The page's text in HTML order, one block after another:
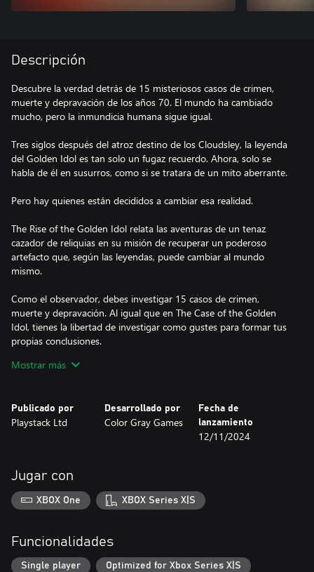
Descripción
Descubre la verdad detrás de 15 misteriosos casos de crimen,
muerte y depravación de los años 70. El mundo ha cambiado
mucho, pero la inmundicia humana sigue igual.
Tres siglos después del atroz destino de los Cloudsley, la leyenda
del Golden Idol es tan solo un fugaz recuerdo. Ahora, solo se
habla de él en susurros, como si se tratara de un mito aberrante.
Pero hay quienes están decididos a cambiar esa realidad.
The Rise of the Golden Idol relata las aventuras de un tenaz
cazador de reliquias en su misión de recuperar un poderoso
artefacto que, según las leyendas, puede cambiar al mundo
mismo.
Como el observador, debes investigar 15 casos de crimen,
muerte y depravación. Al igual que en The Case of the Golden
Idol, tienes la libertad de investigar como gustes para formar tus
propias conclusiones.
Tu labor es comprender un enorme misterio que se desarrolla en
Encontrarás a personas que buscan la iluminación, a presidiarios,
a anfitriones de programas de televisión y a trabajadores
cada uno de ellos tiene sus propios motivos, y a veces tendrán
algunas cosas más que eso.
Mostrar más
Publicado por
Playstack Ltd
Desarrollado por
Color Gray Games
Fecha de
lanzamiento
12/11/2024
Jugar con
XBOX One XBOX Series X|S
Funcionalidades
Single player Optimized for Xbox Series X|S